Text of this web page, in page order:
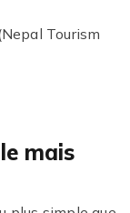
Tourism
mais